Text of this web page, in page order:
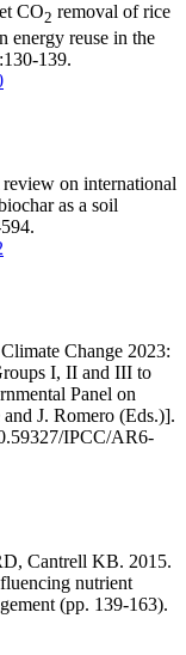
CO2 removal of rice
energy reuse in the
139.
on international
as a soil
Change 2023:
I, II and III to
Panel on
J. Romero (Eds.)].
IPCC/AR6-
Cantrell KB. 2015.
nutrient
(pp. 139-163).